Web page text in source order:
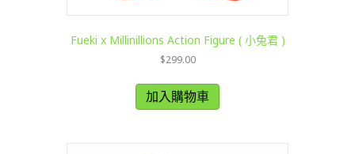
Fueki x Millinillions Action Figure ( 小兔君 )
$299.00
加入購物車